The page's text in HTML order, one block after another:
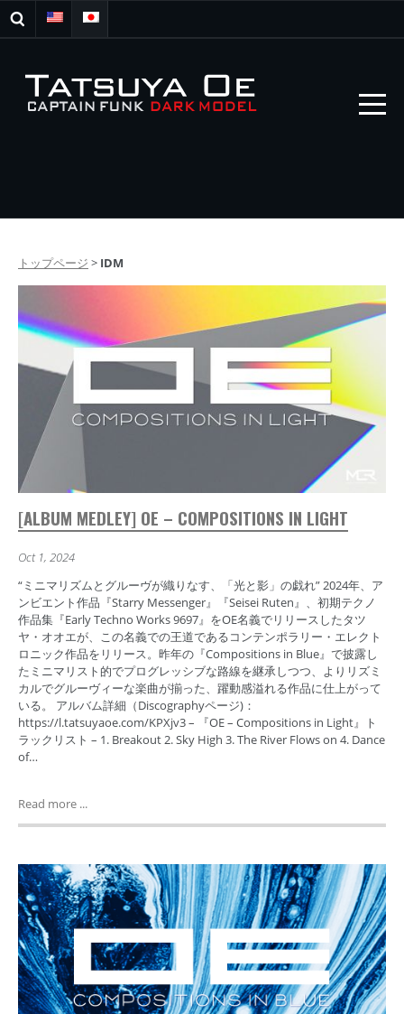
トップページ > IDM
[ALBUM MEDLEY] OE – COMPOSITIONS IN LIGHT
Oct 1, 2024
“ミニマリズムとグルーヴが織りなす、「光と影」の戯れ” 2024年、ア
ンビエント作品『Starry Messenger』『Seisei Ruten』、初期テクノ
作品集『Early Techno Works 9697』をOE名義でリリースしたタツ
ヤ・オオエが、この名義での王道であるコンテンポラリー・エレクト
ロニック作品をリリース。昨年の『Compositions in Blue』で披露し
たミニマリスト的でプログレッシブな路線を継承しつつ、よりリズミ
カルでグルーヴィーな楽曲が揃った、躍動感溢れる作品に仕上がって
いる。 アルバム詳細（Discographyページ)：
https://l.tatsuyaoe.com/KPXjv3 – 『OE – Compositions in Light』ト
ラックリスト – 1. Breakout 2. Sky High 3. The River Flows on 4. Dance
of…
Read more ...